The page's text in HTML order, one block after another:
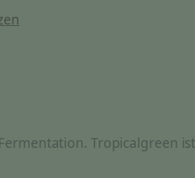
Tropicalgreen